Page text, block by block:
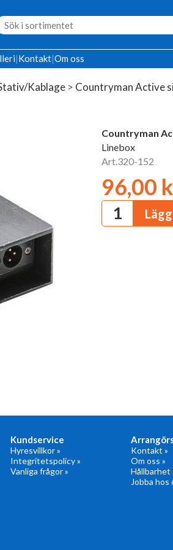
|Kontakt|Om oss
Kablage > Countryman Active
Countryman
Linebox
Art.320-152
96,00
Kundservice
Hyresvillkor »
Integritetspolicy »
Vanliga frågor »
Kontakt »
Om oss »
Hållbarhet
Jobba hos